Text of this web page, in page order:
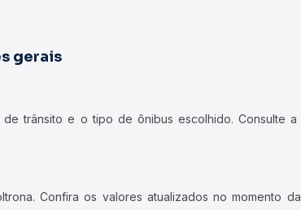
gerais
trânsito e o tipo de ônibus escolhido. Consulte a
Confira os valores atualizados no momento